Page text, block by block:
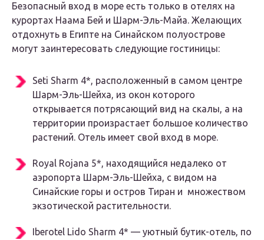
Безопасный вход в море есть только в отелях на
курортах Наама Бей и Шарм-Эль-Майа. Желающих
отдохнуть в Египте на Синайском полуострове
могут заинтересовать следующие гостиницы:
Seti Sharm 4*, расположенный в самом центре
Шарм-Эль-Шейха, из окон которого
открывается потрясающий вид на скалы, а на
территории произрастает большое количество
растений. Отель имеет свой вход в море.
Royal Rojana 5*, находящийся недалеко от
аэропорта Шарм-Эль-Шейха, с видом на
Синайские горы и остров Тиран и множеством
экзотической растительности.
Iberotel Lido Sharm 4* — уютный бутик-отель, по